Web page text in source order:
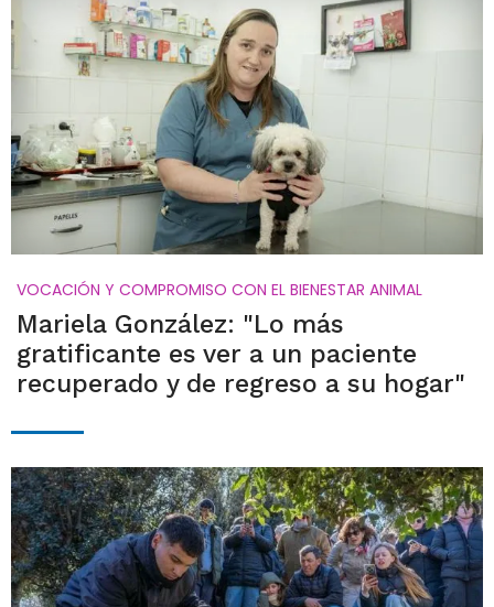
VOCACIÓN Y COMPROMISO CON EL BIENESTAR ANIMAL
Mariela González: "Lo más
gratificante es ver a un paciente
recuperado y de regreso a su hogar"